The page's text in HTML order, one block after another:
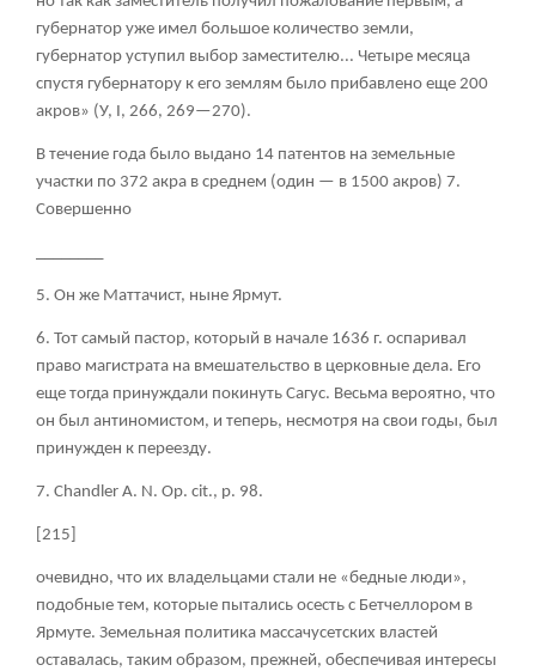
губернатор уже имел большое количество земли,
губернатор уступил выбор заместителю... Четыре месяца
спустя губернатору к его землям было прибавлено еще 200
акров» (У, I, 266, 269—270).
В течение года было выдано 14 патентов на земельные
участки по 372 акра в среднем (один — в 1500 акров) 7.
Совершенно
5. Он же Маттачист, ныне Ярмут.
6. Тот самый пастор, который в начале 1636 г. оспаривал
право магистрата на вмешательство в церковные дела. Его
еще тогда принуждали покинуть Сагус. Весьма вероятно, что
он был антиномистом, и теперь, несмотря на свои годы, был
принужден к переезду.
7. Chandler А. N. Op. cit., р. 98.
[215]
очевидно, что их владельцами стали не «бедные люди»,
подобные тем, которые пытались осесть с Бетчеллором в
Ярмуте. Земельная политика массачусетских властей
оставалась, таким образом, прежней, обеспечивая интересы